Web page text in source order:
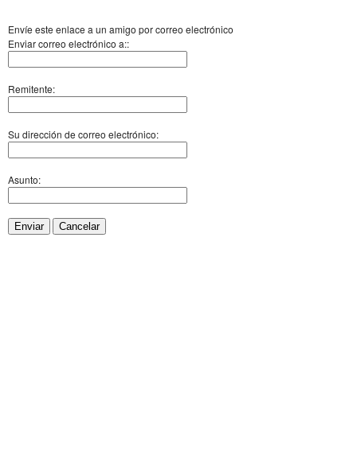
Envíe este enlace a un amigo por correo electrónico
Enviar correo electrónico a::
Remitente:
Su dirección de correo electrónico:
Asunto:
Enviar Cancelar